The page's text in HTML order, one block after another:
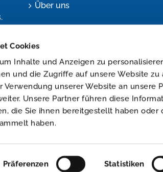
Cookies
Inhalte und Anzeigen zu
und die Zugriffe auf unsere Website zu
unserer Website an unsere
Unsere Partner führen diese
die Sie ihnen bereitgestellt haben oder
haben.
Präferenzen Statistiken
Über uns
Impressum
Datenschutz
reserved.